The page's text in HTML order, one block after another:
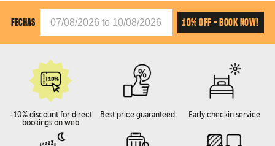
FECHAS 10% OFF - BOOK NOW!
-10% discount for direct
bookings on web
Best price guaranteed Early checkin service